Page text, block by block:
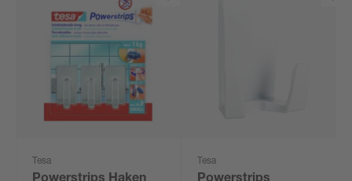
Tesa Tesa